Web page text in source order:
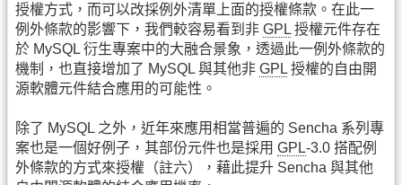
授權方式，而可以改採例外清單上面的授權條款。在此一
例外條款的影響下，我們較容易看到非 GPL 授權元件存在
於 MySQL 衍生專案中的大融合景象，透過此一例外條款的
機制，也直接增加了 MySQL 與其他非 GPL 授權的自由開
源軟體元件結合應用的可能性。
除了 MySQL 之外，近年來應用相當普遍的 Sencha 系列專
案也是一個好例子，其部份元件也是採用 GPL-3.0 搭配例
外條款的方式來授權（註六），藉此提升 Sencha 與其他